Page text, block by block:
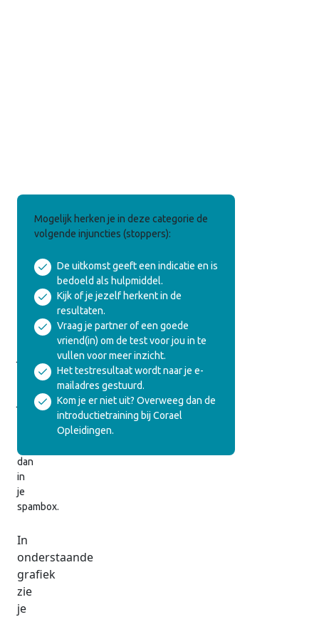
Veelgebruikte
Egotoestanden
gemaild.
dan
in
je
spambox.
In
onderstaande
grafiek
zie
je
Mogelijk herken je in deze categorie de
volgende injuncties (stoppers):
De uitkomst geeft een indicatie en is
bedoeld als hulpmiddel.
Kijk of je jezelf herkent in de
resultaten.
Vraag je partner of een goede
vriend(in) om de test voor jou in te
vullen voor meer inzicht.
Het testresultaat wordt naar je e-
mailadres gestuurd.
Kom je er niet uit? Overweeg dan de
introductietraining bij Corael
Opleidingen.